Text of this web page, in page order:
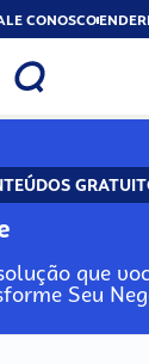
CONOSCO
que
Seu